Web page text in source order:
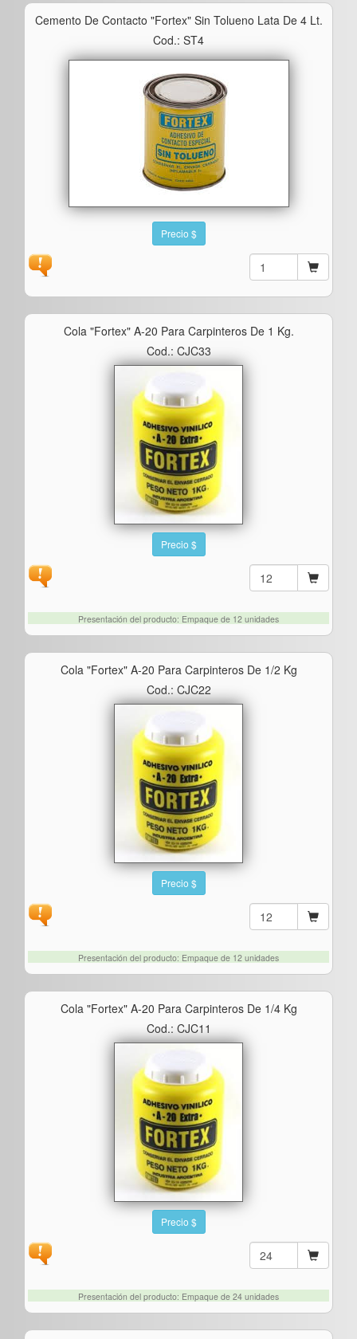
Cemento De Contacto "fortex" Sin Tolueno Lata De 4 Lt.
Cod.: ST4
Precio $
Cola "fortex" A-20 Para Carpinteros De 1 Kg.
Cod.: CJC33
Precio $
Presentación del producto: Empaque de 12 unidades
Cola "fortex" A-20 Para Carpinteros De 1/2 Kg
Cod.: CJC22
Precio $
Presentación del producto: Empaque de 12 unidades
Cola "fortex" A-20 Para Carpinteros De 1/4 Kg
Cod.: CJC11
Precio $
Presentación del producto: Empaque de 24 unidades